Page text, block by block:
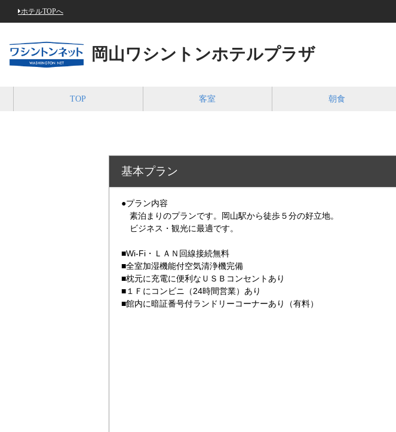
ホテルTOPへ
岡山ワシントンホテルプラザ
TOP 客室 朝食
基本プラン
●プラン内容
素泊まりのプランです。岡山駅から徒歩５分の好立地。
ビジネス・観光に最適です。
■Wi-Fi・ＬＡＮ回線接続無料
■全室加湿機能付空気清浄機完備
■枕元に充電に便利なＵＳＢコンセントあり
■１Ｆにコンビニ（24時間営業）あり
■館内に暗証番号付ランドリーコーナーあり（有料）